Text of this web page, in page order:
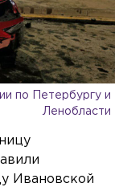
по Петербургу и
Ленобласти
Ивановской